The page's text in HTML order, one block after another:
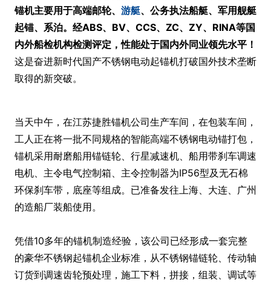
锚机主要用于高端邮轮、 游艇、公务执法船艇、军用舰艇
起锚、系泊。经ABS、BV、CCS、ZC、ZY、RINA等国
内外船检机构检测评定，性能处于国内外同业领先水平 ！
这是奋进新时代国产不锈钢电动起锚机打破国外技术垄断
取得的新突破。
当天中午，在江苏捷胜锚机公司生产车间，在包装车间，
工人正在将一批不同规格的智能高端不锈钢电动锚打包，
锚机采用耐磨船用锚链轮、行星减速机、船用带刹车调速
电机、主令电气控制箱、主令控制器为IP56型及无石棉
环保刹车带，底座等组成。已准备发往上海、大连、广州
的造船厂装船使用。
凭借10多年的锚机制造经验，该公司已经形成一套完整
的豪华不锈钢起锚机企业标准，从不锈钢锚链轮、传动轴
订货到调速齿轮预处理，施工下料，拼接，组装、调试等